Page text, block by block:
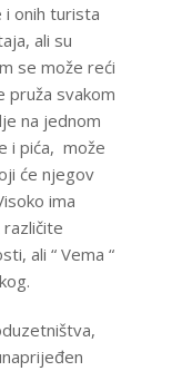
onih turista
ali su
se može reći
pruža svakom
na jednom
i pića, može
će njegov
ima
ali “ Vema “